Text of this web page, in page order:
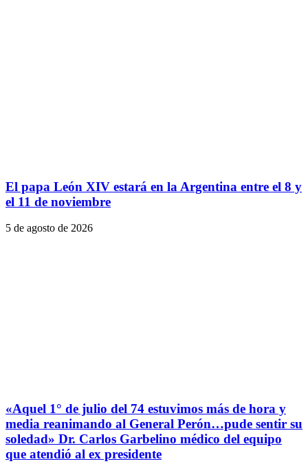
El papa León XIV estará en la Argentina entre el 8 y
el 11 de noviembre
5 de agosto de 2026
«Aquel 1° de julio del 74 estuvimos más de hora y
media reanimando al General Perón…pude sentir su
soledad» Dr. Carlos Garbelino médico del equipo
que atendió al ex presidente